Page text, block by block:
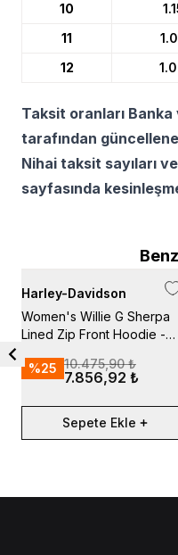
10
11
12
Taksit oranları Banka
tarafından
Nihai taksit sayıları
sayfasında
Harley-Davidson
Women's Willie G Sherpa
Lined Zip Front Hoodie -
%25 10.475,90 ₺
7.856,92 ₺
Sepete Ekle